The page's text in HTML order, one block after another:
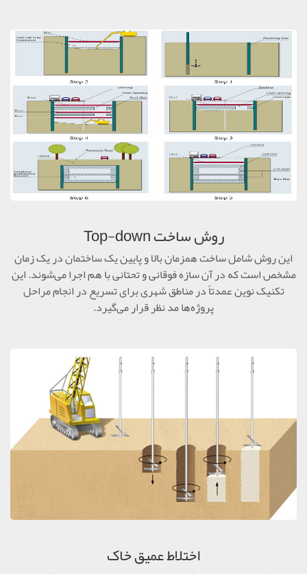
روش ساخت Top-down
این روش شامل ساخت همزمان بالا و پایین یک ساختمان در یک زمان
مشخص است که در آن سازه فوقانی و تحتانی با هم اجرا می‌شوند. این
تکنیک نوین عمدتاً در مناطق شهری برای تسریع در انجام مراحل
پروژه‌ها مد نظر قرار می‌گیرد.
اختلاط عمیق خاک